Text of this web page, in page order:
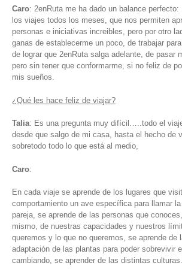
Caro: 2enRuta me ha dado un balance
los viajes todos los meses, que nos permiten
personas e iniciativas increibles, pero por otro
ganas de establecerme un poco, de trabajar
de lograr que 2enRuta salga adelante, de pasar
pero sin tener que conformarme, si no feliz de
mis sueños.
¿Qué les hace feliz de viajar?
Talia: Es una pregunta muy difícil…..todo el
desde que salgo de mi casa, hasta el hecho de
sobretodo todo lo que está al medio,
Caro:
En cada viaje se aprende de los lugares que
comportamiento un ave específica para llamar
pareja, se aprende de las personas que
mismo, de nuestras capacidades y nuestros
queremos y lo que no queremos, se aprende de
adaptación de las plantas para poder sobrevivir
cambiando, se aprender de las distintas